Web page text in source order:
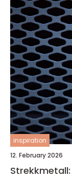
inspiration
12. February 2026